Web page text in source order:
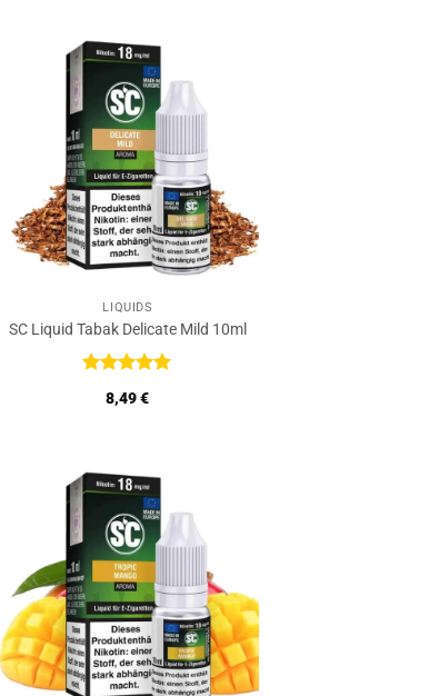
LIQUIDS
SC Liquid Tabak Delicate Mild 10ml
Bewertet
mit5von
8,49€